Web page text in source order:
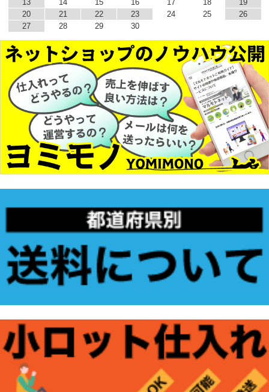
13 14 15 16 17 18
19
20
21 22 23 24 25
26
27
28 29 30